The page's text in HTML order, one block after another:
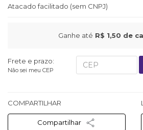
Atacado facilitado (sem CNPJ)
Ganhe até R$ 1,50 de
Frete e prazo:
Não sei meu CEP
COMPARTILHAR
Compartilhar